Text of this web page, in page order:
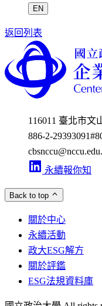
EN
返回列表
116011 臺北市文
886-2-29393091
永續報你知
Back to top
關於中心
永續活動
政大ESG解方
關於評鑑
ESG法規資料庫